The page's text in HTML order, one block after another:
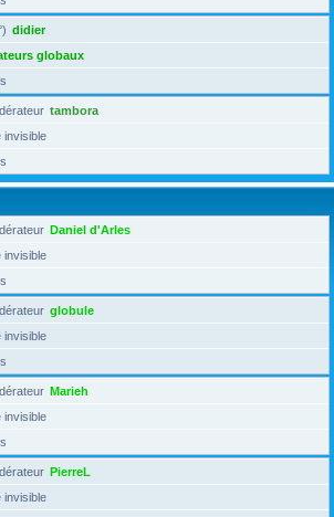
didier
globaux
tambora
invisible
Daniel d'Arles
invisible
globule
invisible
Marieh
invisible
PierreL
invisible